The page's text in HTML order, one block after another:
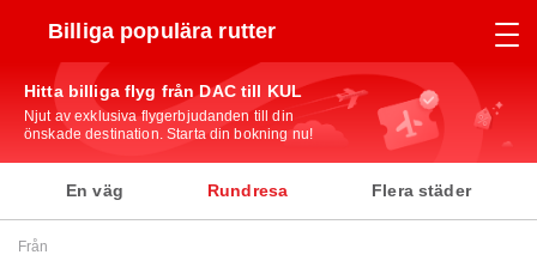
Billiga populära rutter
Hitta billiga flyg från DAC till KUL
Njut av exklusiva flygerbjudanden till din
önskade destination. Starta din bokning nu!
En väg Rundresa Flera städer
Från